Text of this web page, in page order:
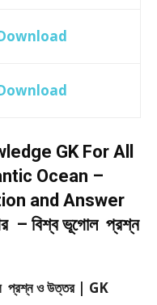
GK For All
Ocean –
and Answer
– বিশ্ব ভূগোল প্রশ্ন
প্রশ্ন ও উত্তর | GK